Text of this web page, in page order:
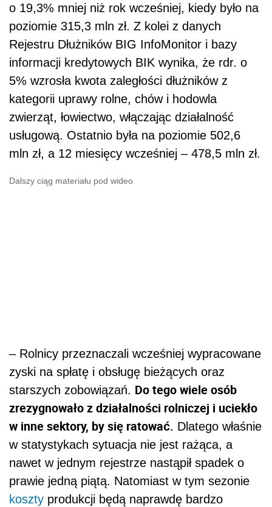
o 19,3% mniej niż rok wcześniej, kiedy było na
poziomie 315,3 mln zł. Z kolei z danych
Rejestru Dłużników BIG InfoMonitor i bazy
informacji kredytowych BIK wynika, że rdr. o
5% wzrosła kwota zaległości dłużników z
kategorii uprawy rolne, chów i hodowla
zwierząt, łowiectwo, włączając działalność
usługową. Ostatnio była na poziomie 502,6
mln zł, a 12 miesięcy wcześniej – 478,5 mln zł.
Dalszy ciąg materiału pod wideo
– Rolnicy przeznaczali wcześniej wypracowane
zyski na spłatę i obsługę bieżących oraz
starszych zobowiązań. Do tego wiele osób
zrezygnowało z działalności rolniczej i uciekło
w inne sektory, by się ratować. Dlatego właśnie
w statystykach sytuacja nie jest rażąca, a
nawet w jednym rejestrze nastąpił spadek o
prawie jedną piątą. Natomiast w tym sezonie
koszty produkcji będą naprawdę bardzo